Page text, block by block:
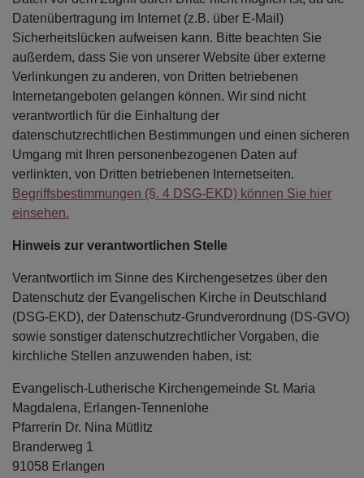
Datenübertragung im Internet (z.B. über E-Mail)
Sicherheitslücken aufweisen kann. Bitte beachten Sie
außerdem, dass Sie von unserer Website über externe
Verlinkungen zu anderen, von Dritten betriebenen
Internetangeboten gelangen können. Wir sind nicht
verantwortlich für die Einhaltung der
datenschutzrechtlichen Bestimmungen und einen sicheren
Umgang mit Ihren personenbezogenen Daten auf
verlinkten, von Dritten betriebenen Internetseiten.
Begriffsbestimmungen (§. 4 DSG-EKD) können Sie hier
einsehen.
Hinweis zur verantwortlichen Stelle
Verantwortlich im Sinne des Kirchengesetzes über den
Datenschutz der Evangelischen Kirche in Deutschland
(DSG-EKD), der Datenschutz-Grundverordnung (DS-GVO)
sowie sonstiger datenschutzrechtlicher Vorgaben, die
kirchliche Stellen anzuwenden haben, ist:
Evangelisch-Lutherische Kirchengemeinde St. Maria
Magdalena, Erlangen-Tennenlohe
Pfarrerin Dr. Nina Mütlitz
Branderweg 1
91058 Erlangen